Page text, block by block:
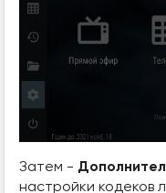
Затем -
настройки кодеков